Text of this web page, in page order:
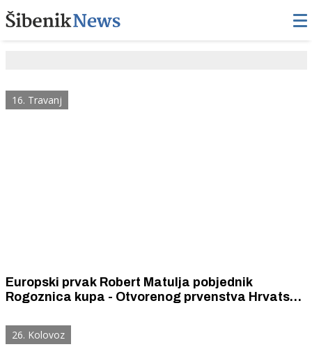
16. Travanj
Europski prvak Robert Matulja pobjednik
Rogoznica kupa - Otvorenog prvenstva Hrvatske
osvojili Zvonko Jelačić i Marko.
26. Kolovoz